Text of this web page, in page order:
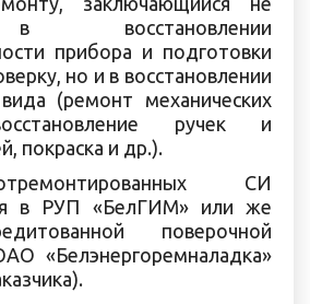
восстановлении
прибора и подготовки
но и в восстановлении
(ремонт механических
ручек и
покраска и др.).
СИ
в РУП «БелГИМ» или же
поверочной
«Белэнергоремналадка»